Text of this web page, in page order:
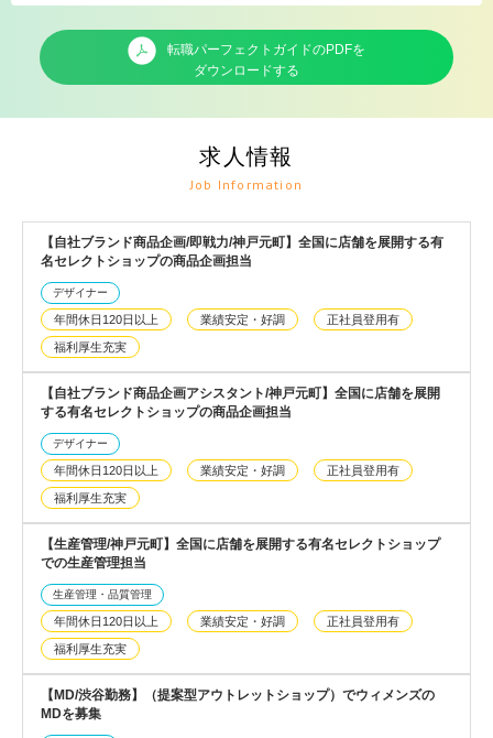
転職パーフェクトガイドのPDFを
ダウンロードする
求人情報
Job Information
【自社ブランド商品企画/即戦力/神戸元町】全国に店舗を展開する有
名セレクトショップの商品企画担当
デザイナー
年間休日120日以上 業績安定・好調 正社員登用有
福利厚生充実
【自社ブランド商品企画アシスタント/神戸元町】全国に店舗を展開
する有名セレクトショップの商品企画担当
デザイナー
年間休日120日以上 業績安定・好調 正社員登用有
福利厚生充実
【生産管理/神戸元町】全国に店舗を展開する有名セレクトショップ
での生産管理担当
生産管理・品質管理
年間休日120日以上 業績安定・好調 正社員登用有
福利厚生充実
【MD/渋谷勤務】（提案型アウトレットショップ）でウィメンズの
MDを募集